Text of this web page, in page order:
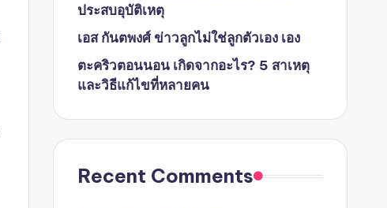
ประสบอุบัติเหตุ
เอส กันตพงศ์ ข่าวลูกไม่ใช่ลูกตัวเอง เอง
ตะคริวตอนนอน เกิดจากอะไร? 5 สาเหตุ
และวิธีแก้ไขที่หลายคน
Recent Comments